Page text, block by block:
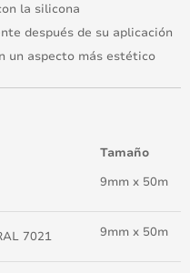
la silicona
después de su aplicación
un aspecto más estético
Tamaño
9mm x 50m
7021 9mm x 50m